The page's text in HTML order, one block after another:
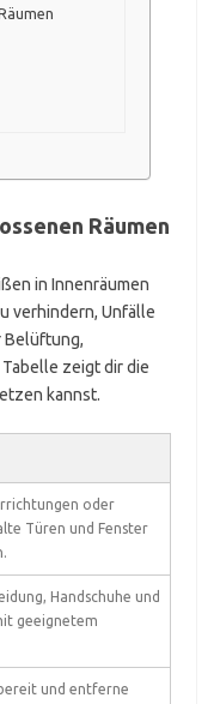
Räumen
in Innenräumen
verhindern, Unfälle
Belüftung,
zeigt dir die
kannst.
oder
Türen und Fenster
Handschuhe und
geeignetem
und entferne